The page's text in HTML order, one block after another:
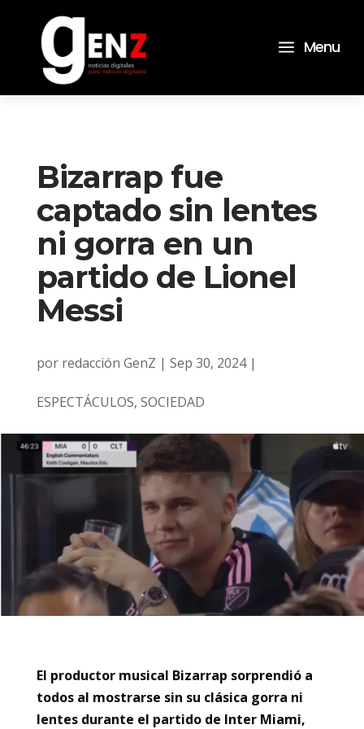
a Menu
Bizarrap fue
captado sin lentes
ni gorra en un
partido de Lionel
Messi
por redacción GenZ | Sep 30, 2024|
ESPECTÁCULOS, SOCIEDAD
El productor musical Bizarrap sorprendió a
todos al mostrarse sin su clásica gorra ni
lentes durante el partido de Inter Miami,